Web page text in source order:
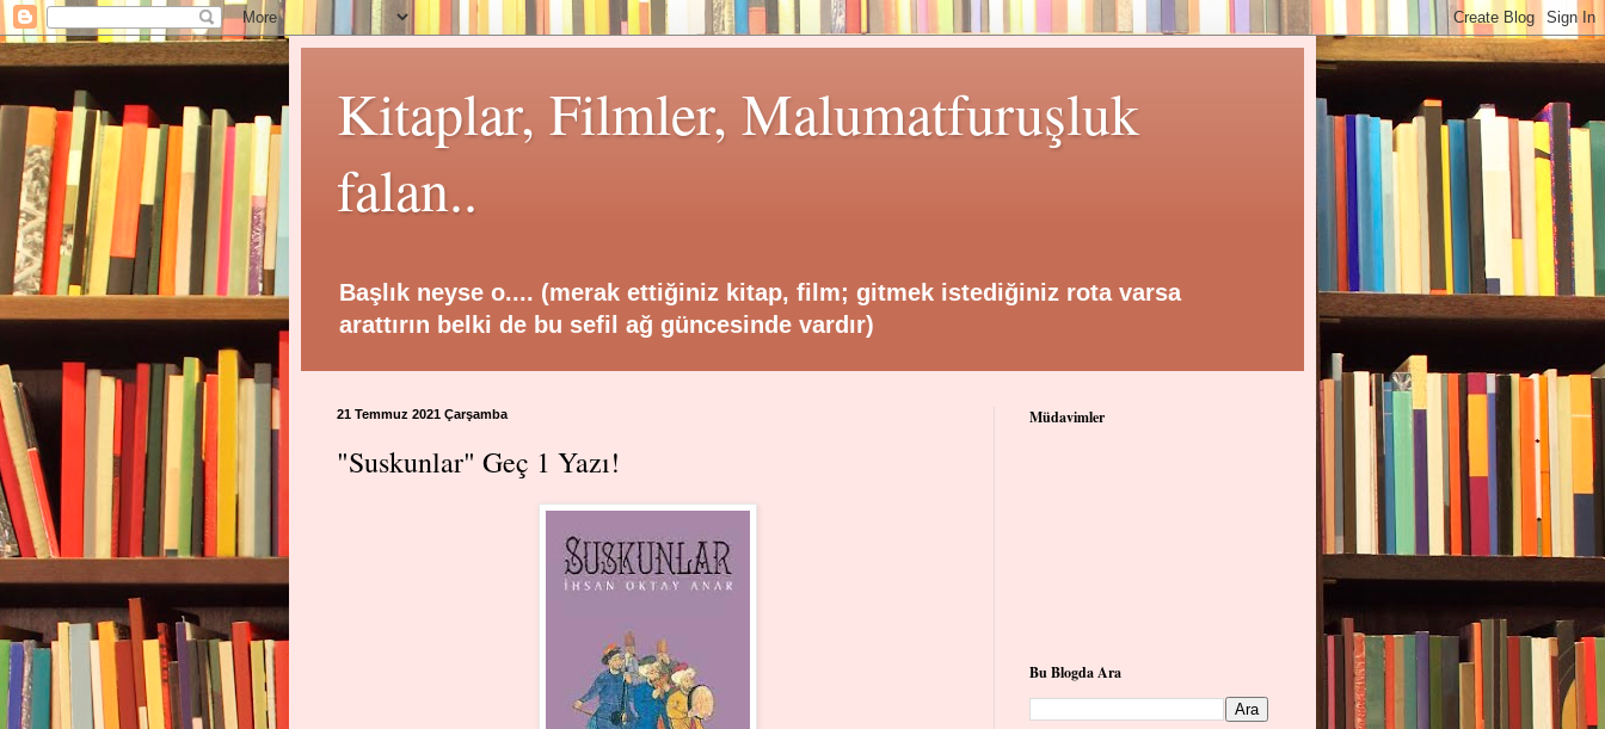
Kitaplar, Filmler, Malumatfuruşluk
falan..
Başlık neyse o.... (merak ettiğiniz kitap, film; gitmek istediğiniz rota varsa
arattırın belki de bu sefil ağ güncesinde vardır)
21 Temmuz 2021 Çarşamba
"Suskunlar" Geç 1 Yazı!
Müdavimler
Bu Blogda Ara